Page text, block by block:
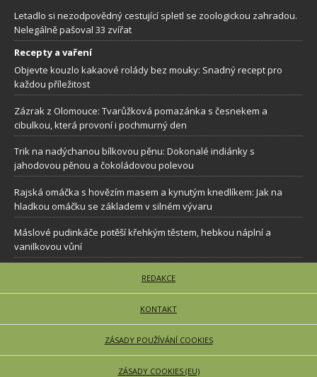
Letadlo si nezodpovědný cestující spletl se zoologickou zahradou.
Nelegálně pašoval 33 zvířat
Recepty a vaření
Objevte kouzlo kakaové rolády bez mouky: Snadný recept pro
každou příležitost
Zázrak z Olomouce: Tvarůžková pomazánka s česnekem a
cibulkou, která provoní i pochmurný den
Trik na nadýchanou bílkovou pěnu: Dokonalé indiánky s
jahodovou pěnou a čokoládovou polevou
Rajská omáčka s hovězím masem a kynutým knedlíkem: Jak na
hladkou omáčku se základem v silném vývaru
Máslové pudinkáče potěší křehkým těstem, hebkou náplní a
vanilkovou vůní
REDAKCE
KONTAKT
ZÁSADY POUŽÍVÁNÍ COOKIES
ZÁSADY COOKIES (EU)